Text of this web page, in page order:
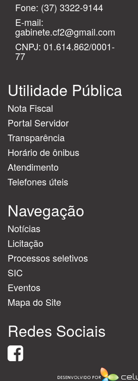
Fone: (37) 3322-9144
E-mail:
gabinete.cf2@gmail.com
CNPJ: 01.614.862/0001-
77
Utilidade Pública
Nota Fiscal
Portal Servidor
Transparência
Horário de ônibus
Atendimento
Telefones úteis
Navegação
Notícias
Licitação
Processos seletivos
SIC
Eventos
Mapa do Site
Redes Sociais